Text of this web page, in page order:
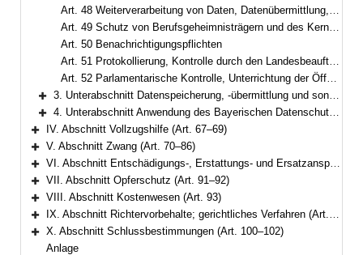
Art. 48 Weiterverarbeitung von Daten, Datenübermittlung, Kennzeichnung und Sicherung
Art. 49 Schutz von Berufsgeheimnisträgern und des Kernbereichs privater Lebensgestaltung
Art. 50 Benachrichtigungspflichten
Art. 51 Protokollierung, Kontrolle durch den Landesbeauftragten für den Datenschutz
Art. 52 Parlamentarische Kontrolle, Unterrichtung der Öffentlichkeit
Bereich erweitern
3. Unterabschnitt Datenspeicherung, -übermittlung und sonstige Datenverarbeitung (Art. 53–65)
Bereich erweitern
4. Unterabschnitt Anwendung des Bayerischen Datenschutzgesetzes (Art. 66)
Bereich erweitern
IV. Abschnitt Vollzugshilfe (Art. 67–69)
Bereich erweitern
V. Abschnitt Zwang (Art. 70–86)
Bereich erweitern
VI. Abschnitt Entschädigungs-, Erstattungs- und Ersatzansprüche (Art. 87–90)
Bereich erweitern
VII. Abschnitt Opferschutz (Art. 91–92)
Bereich erweitern
VIII. Abschnitt Kostenwesen (Art. 93)
Bereich erweitern
IX. Abschnitt Richtervorbehalte; gerichtliches Verfahren (Art. 94–99)
Bereich erweitern
X. Abschnitt Schlussbestimmungen (Art. 100–102)
Anlage